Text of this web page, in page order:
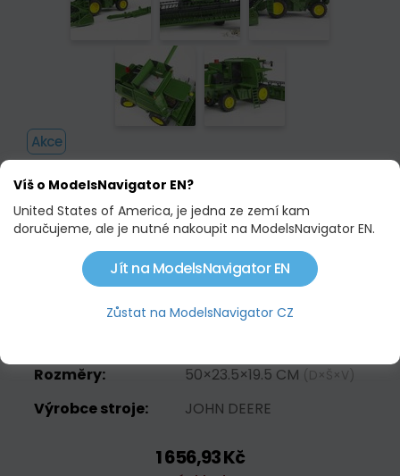
Akce
Objednací kód:
02132
Měřítko:
1:16
Materiál:
PLAST
4001702021320
Rozměry:
50×23.5×19.5 CM (D×Š×V)
Výrobce stroje: JOHN DEERE
1 656,93 Kč
Víš o ModelsNavigator EN?
United States of America, je jedna ze zemí kam
doručujeme, ale je nutné nakoupit na ModelsNavigator EN.
Jít na ModelsNavigator EN
Zůstat na ModelsNavigator CZ